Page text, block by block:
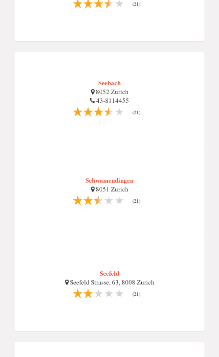
(21)
Seebach
8052 Zurich
43-8114455
(21)
Schwamendingen
8051 Zurich
(21)
Seefeld
Seefeld Strasse, 63, 8008 Zurich
(21)